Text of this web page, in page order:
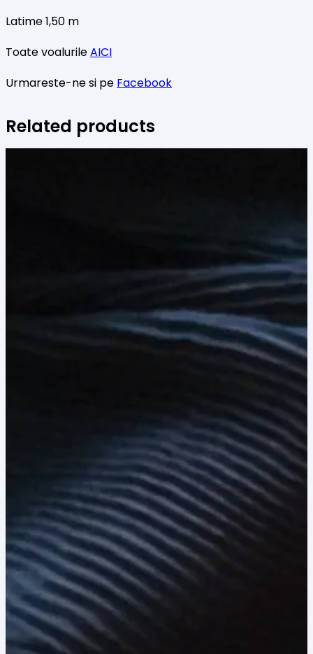
Latime 1,50 m
Toate voalurileAICI
Urmareste-ne si pe Facebook
Related products